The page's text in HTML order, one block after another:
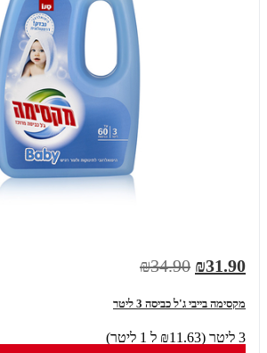
₪31.90
₪34.90
מקסימה בייבי ג'ל כביסה 3 ליטר
3 ליטר (₪11.63 ל 1 ליטר)